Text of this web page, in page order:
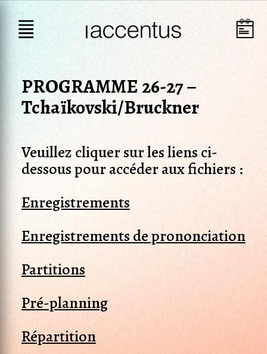
PROGRAMME 26-27 –
Tchaïkovski/Bruckner
Veuillez cliquer sur les liens ci-
dessous pour accéder aux fichiers :
Enregistrements
Enregistrements de prononciation
Partitions
Pré-planning
Répartition